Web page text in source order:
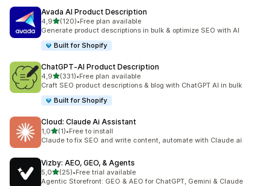
Avada AI Product Description
4,9/ 5 tähteä
(120)
120 arvostelua yhteensä
•Free plan available
Generate product descriptions in bulk & optimize SEO with AI
Built for Shopify
ChatGPT‑AI Product Description
4,9/ 5 tähteä
(331)
331 arvostelua yhteensä
•Free plan available
Craft SEO product descriptions & blog with ChatGPT AI in bulk
Built for Shopify
Cloud: Claude Ai Assistant
1,0/ 5 tähteä
(1)
1 arvostelua yhteensä
•Free to install
Claude to fix SEO and write content, automate with Claude ai
Vizby: AEO, GEO, & Agents
5,0/ 5 tähteä
(25)
25 arvostelua yhteensä
•Free trial available
Agentic Storefront: GEO & AEO for ChatGPT, Gemini & Claude